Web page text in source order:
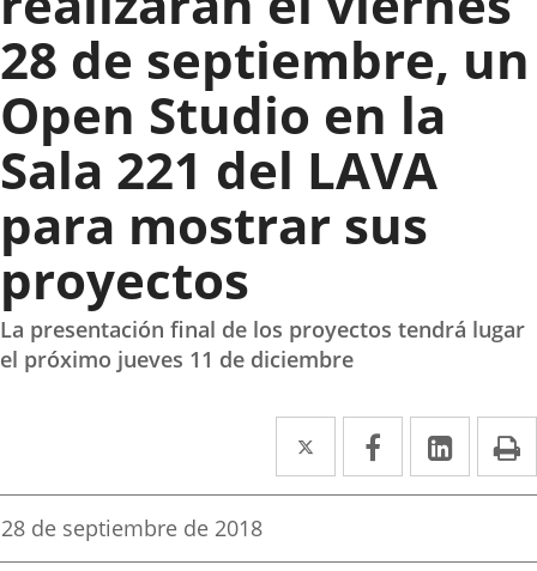
28 de septiembre, un
Open Studio en la
Sala 221 del LAVA
para mostrar sus
proyectos
La presentación final de los proyectos tendrá lugar
el próximo jueves 11 de diciembre
Twitter
Enlace
a
aplicación
Facebook
Enlace
a
aplicación
Enlace
a
Fecha
28 de septiembre de 2018